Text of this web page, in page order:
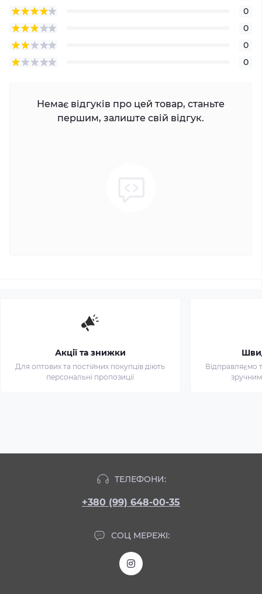
0
0
0
0
Немає відгуків про цей товар, станьте
першим, залиште свій відгук.
Акції та знижки
Для оптових та постійних покупців діють
персональні пропозиції
Відправляємо
ТЕЛЕФОНИ:
+380 (99) 648-00-35
СОЦ МЕРЕЖІ: